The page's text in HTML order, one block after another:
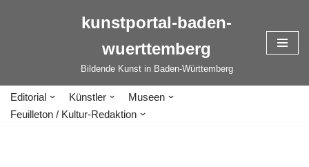
kunstportal-baden-
wuerttemberg
Bildende Kunst in Baden-Württemberg
Editorial Künstler
Museen
Feuilleton / Kultur-Redaktion